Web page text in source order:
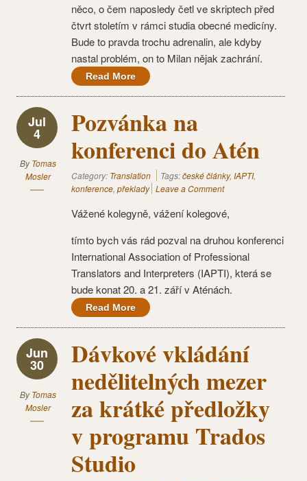
něco, o čem naposledy četl ve skriptech před
čtvrt stoletím v rámci studia obecné medicíny.
Bude to pravda trochu adrenalin, ale kdyby
nastal problém, on to Milan nějak zachrání.
Read More
Jul
4
ByTomas
Mosler
Pozvánka na
konferenci do Atén
Category: Translation Tags:české články, IAPTI,
konference, překlady Leave a Comment
Vážené kolegyně, vážení kolegové,
tímto bych vás rád pozval na druhou konferenci
International Association of Professional
Translators and Interpreters (IAPTI), která se
bude konat 20. a 21. září v Aténách.
Read More
Jun
30
ByTomas
Mosler
Dávkové vkládání
nedělitelných mezer
za krátké předložky
v programu Trados
Studio